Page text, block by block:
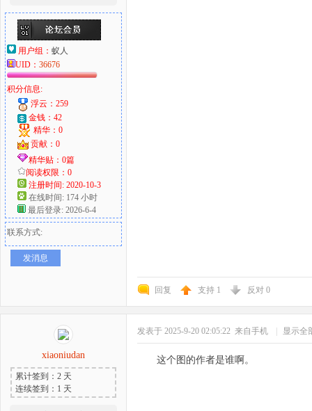
用户组： 蚁人
UID： 36676
积分信息:
浮云：259
金钱：42
精华：0
贡献：0
精华贴：0篇
阅读权限：0
注册时间: 2020-10-3
在线时间: 174 小时
最后登录: 2026-6-4
联系方式:
发消息
回复 支持 1 反对 0
xiaoniudan
累计签到：2 天
连续签到：1 天
发表于 2025-9-20 02:05:22 来自手机 显示全
这个图的作者是谁啊。